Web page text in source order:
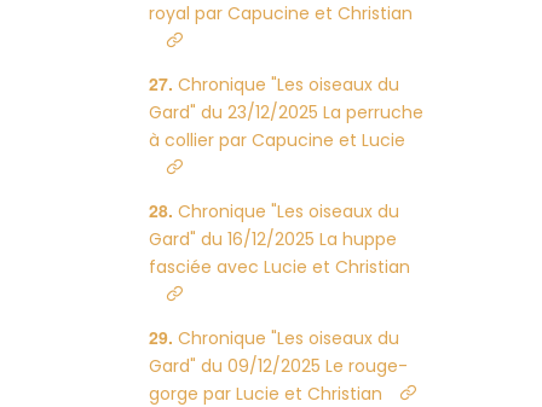
royal par Capucine et Christian
Chronique "Les oiseaux du
Gard" du 23/12/2025 La perruche
à collier par Capucine et Lucie
Chronique "Les oiseaux du
Gard" du 16/12/2025 La huppe
fasciée avec Lucie et Christian
Chronique "Les oiseaux du
Gard" du 09/12/2025 Le rouge-
gorge par Lucie et Christian